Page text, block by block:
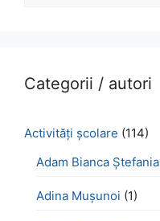
Categorii / autori
Activităţi şcolare (114)
Adam Bianca Ștefania
Adina Mușunoi (1)